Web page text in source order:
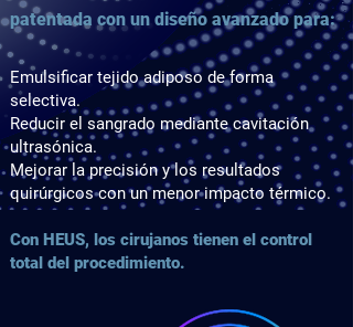
patentada con un diseño avanzado para:
Emulsificar tejido adiposo de forma
selectiva.
Reducir el sangrado mediante cavitación
ultrasónica.
Mejorar la precisión y los resultados
quirúrgicos con un menor impacto térmico.
Con HEUS, los cirujanos tienen el control
total del procedimiento.